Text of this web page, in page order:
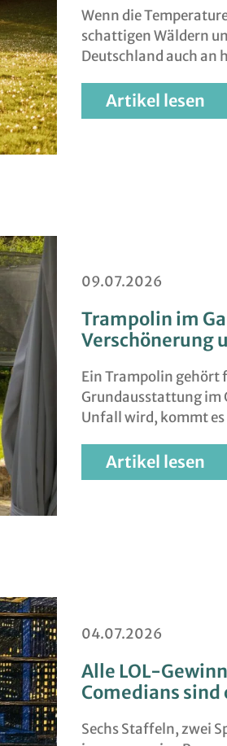
Wenn die
schattigen Wäldern
Deutschland auch an
Artikel lesen
09.07.2026
Trampolin im
Verschönerung
Ein Trampolin gehört
Grundausstattung im
Unfall wird, kommt
Artikel lesen
04.07.2026
Alle LOL-
Comedians
Sechs Staffeln, zwei